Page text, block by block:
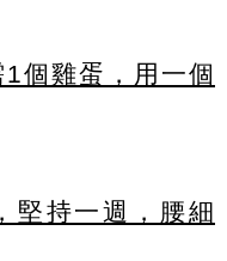
個雞蛋，用一個
堅持一週，腰細